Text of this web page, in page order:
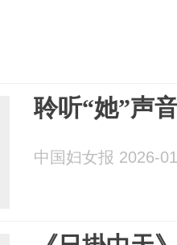
聆听“她”声
中国妇女报 2026-